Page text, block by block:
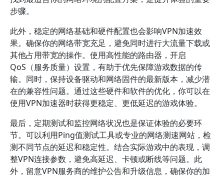
步骤。
此外，稳定的网络基础和硬件配置也会影响VPN加速效
果。确保你的网络带宽充足，避免同时进行大流量下载或
其他占用带宽的操作。使用高性能的路由器，开启
QoS（服务质量）设置，有助于优先保障游戏数据的传
输。同时，保持设备驱动和网络固件的最新版本，减少潜
在的兼容性问题。通过这些硬件和软件的优化，你可以在
使用VPN加速器时获得更稳定、更低延迟的游戏体验。
最后，定期测试和监控网络状况也是保证体验的必要环
节。可以利用Ping值测试工具或专业的网络测速网站，检
测不同节点的延迟和稳定性。结合实际游戏中的表现，调
整VPN连接参数，避免高延迟、卡顿或断线等问题。此
外，留意VPN服务商的维护公告和升级信息，确保你的加